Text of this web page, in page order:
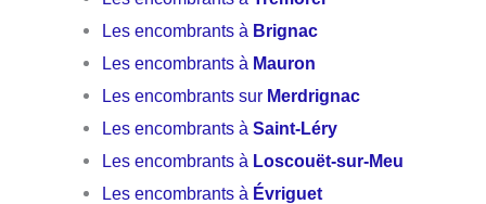
Les encombrants à Brignac
Les encombrants à Mauron
Les encombrants sur Merdrignac
Les encombrants àSaint-Léry
Les encombrants à Loscouët-sur-Meu
Les encombrants à Évriguet